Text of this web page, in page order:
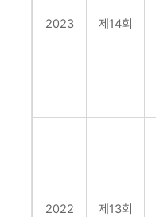
2023 제14회
2022 제13회